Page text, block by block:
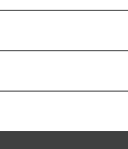
灣最重要的文
有在溫哥華
台流程及關
章。